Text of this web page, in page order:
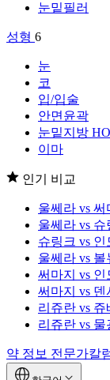
눈밑필러
성형 6
눈
코
입/입술
안면윤곽
눈밑지방
이마
인기 비교
울쎄라 vs 써
울쎄라 vs 슈
슈링크 vs 인
울쎄라 vs 볼
써마지 vs 인
써마지 vs 덴
리쥬란 vs 쥬
리쥬란 vs 물
약 정보 전문가칼